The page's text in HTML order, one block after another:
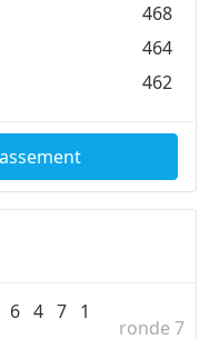
468
464
462
6 4 7 1
ronde 7